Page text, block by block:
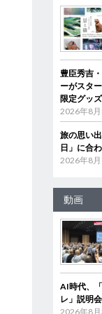
豊臣秀吉
ーがスタ
限定グッ
2026年8月
旅の思い
日」に合
2026年8月
動画
AI時代、
レ」説明
2026年8